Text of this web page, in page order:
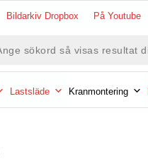
Bildarkiv Dropbox På Youtube
Lastsläde Kranmontering